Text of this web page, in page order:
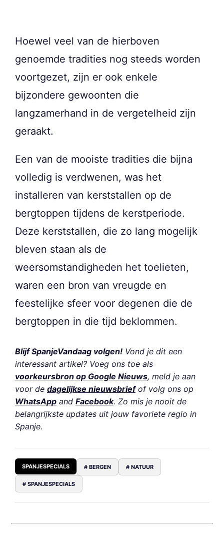
Hoewel veel van de hierboven
genoemde tradities nog steeds worden
voortgezet, zijn er ook enkele
bijzondere gewoonten die
langzamerhand in de vergetelheid zijn
geraakt.
Een van de mooiste tradities die bijna
volledig is verdwenen, was het
installeren van kerststallen op de
bergtoppen tijdens de kerstperiode.
Deze kerststallen, die zo lang mogelijk
bleven staan als de
weersomstandigheden het toelieten,
waren een bron van vreugde en
feestelijke sfeer voor degenen die de
bergtoppen in die tijd beklommen.
Blijf SpanjeVandaag volgen! Vond je dit een
interessant artikel? Voeg ons toe als
voorkeursbron op Google Nieuws, meld je aan
voor de dagelijkse nieuwsbriefof volg ons op
WhatsApp and Facebook. Zo mis je nooit de
belangrijkste updates uit jouw favoriete regio in
Spanje.
SPANJESPECIALS # BERGEN # NATUUR
# SPANJESPECIALS